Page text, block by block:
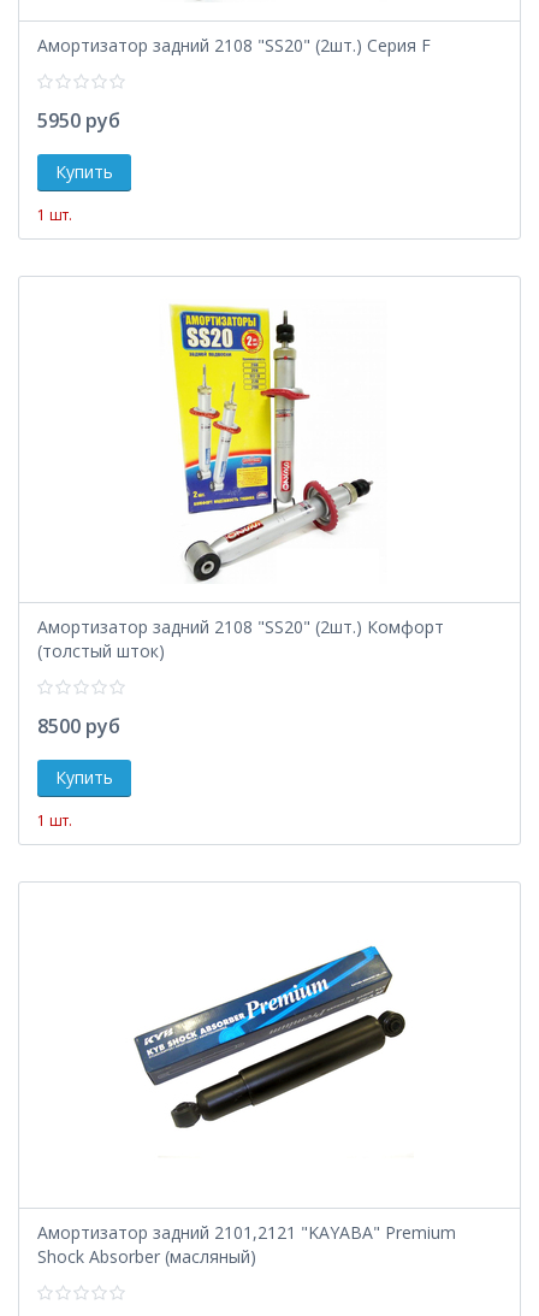
Амортизатор задний 2108 "SS20" (2шт.) Серия F
5950 руб
1 шт.
Амортизатор задний 2108 "SS20" (2шт.) Комфорт
(толстый шток)
8500 руб
1 шт.
Амортизатор задний 2101,2121 "KAYABA" Premium
Shock Absorber (масляный)